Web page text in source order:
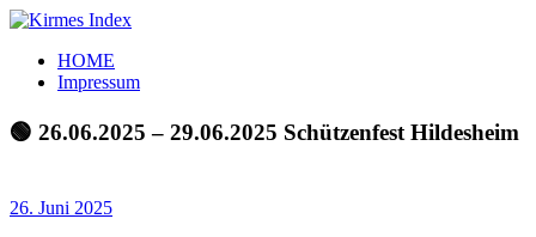
Zum
springen
Kirmes
Index
Tourpläne
der
letzten
HOME
Impressum
🟢 26.06.2025 – 29.06.2025 Schützenfest Hildesheim
26. Juni 2025